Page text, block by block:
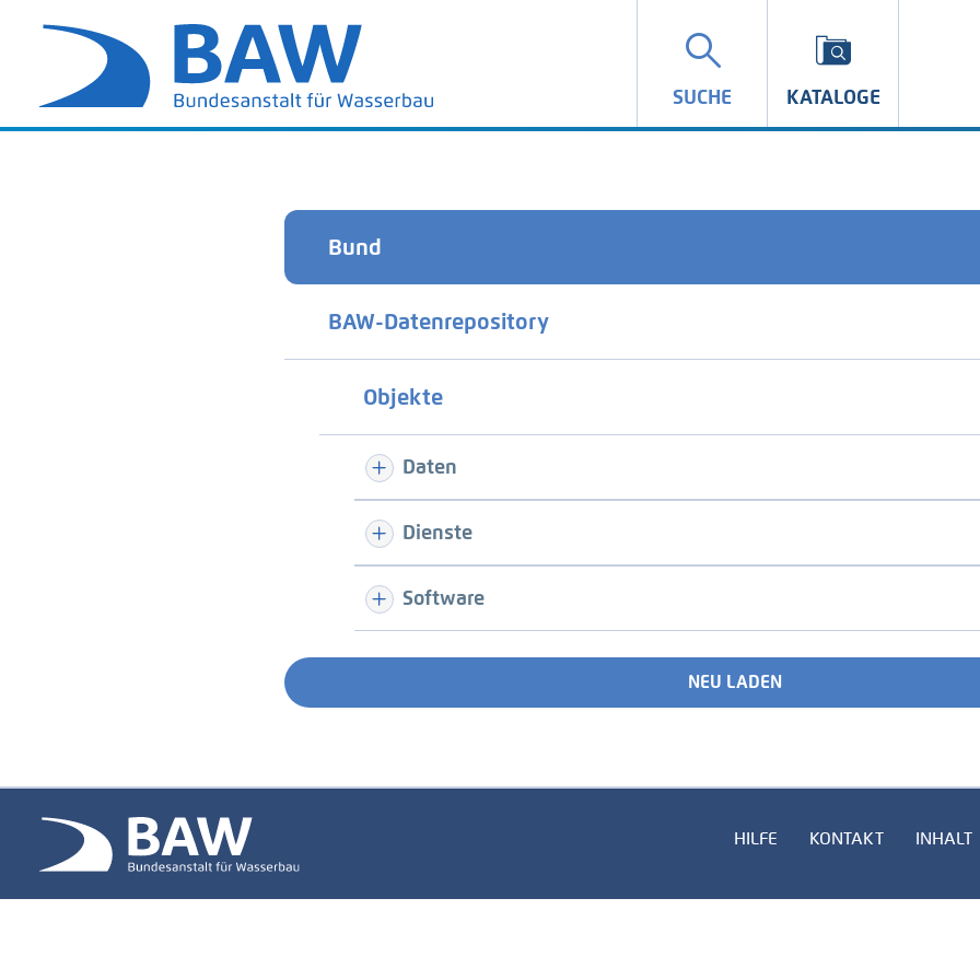
SUCHE KATALOGE
Bund
BAW-Datenrepository
Objekte
Daten
Dienste
Software
NEU LADEN
HILFE KONTAKT INHALT